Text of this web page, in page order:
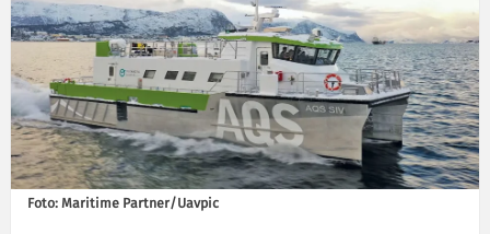
Foto: Maritime Partner/Uavpic